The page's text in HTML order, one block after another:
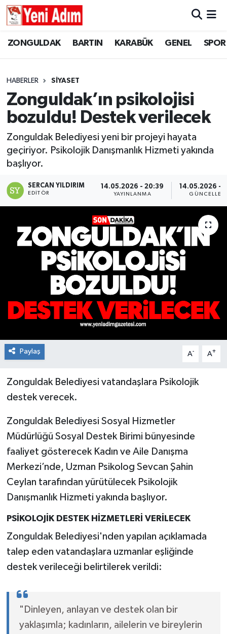
ZONGULDAK BARTIN KARABÜK GENEL SPOR
HABERLER SİYASET
Zonguldak’ın psikolojisi
bozuldu! Destek verilecek
Zonguldak Belediyesi yeni bir projeyi hayata
geçiriyor. Psikolojik Danışmanlık Hizmeti yakında
başlıyor.
SERCAN YILDIRIM
EDITÖR
14.05.2026 - 20:39
YAYINLANMA
14.05.2026 -
Paylaş A- A+
Zonguldak Belediyesi vatandaşlara Psikolojik
destek verecek.
Zonguldak Belediyesi Sosyal Hizmetler
Müdürlüğü Sosyal Destek Birimi bünyesinde
faaliyet gösterecek Kadın ve Aile Danışma
Merkezi’nde, Uzman Psikolog Sevcan Şahin
Ceylan tarafından yürütülecek Psikolojik
Danışmanlık Hizmeti yakında başlıyor.
PSİKOLOJİK DESTEK HİZMETLERİ VERİLECEK
Zonguldak Belediyesi'nden yapılan açıklamada
talep eden vatandaşlara uzmanlar eşliğinde
destek verileceği belirtilerek verildi:
"Dinleyen, anlayan ve destek olan bir
yaklaşımla; kadınların, ailelerin ve bireylerin
ZONGULDAK
GÜNCEL
SİYASET
RESMİ İLAN
ZONGULDAK
GENEL
SPOR
SİYASET
SAĞLIK
RESMİ İLAN
Künye
Zonguldak Hava Durumu
Süper Lig Puan Durumu ve Fikstür
Tüm Manşetler
Son Dakika Haberleri
Haber Arşivi